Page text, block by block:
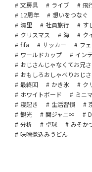
文房具
ライブ 飛
12周年
想いをつなぐ
清里
社員旅行 す
クリスマス
海 ク
fifa
サッカー フ
ワールドカップ
イン
おじさんじゃなくてお兄
おもしろおしゃべりおじ
最終回
かき氷 ク
ホワイトボード
ミニ
寝起き
生活習慣
観光
関ジャニ∞
分析
卓球 みそか
味噌煮込みうどん